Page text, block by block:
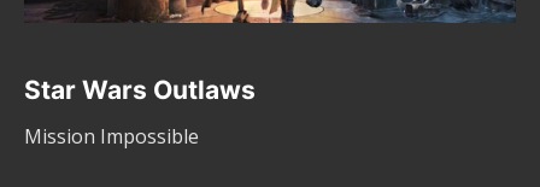
Star Wars Outlaws
Mission Impossible